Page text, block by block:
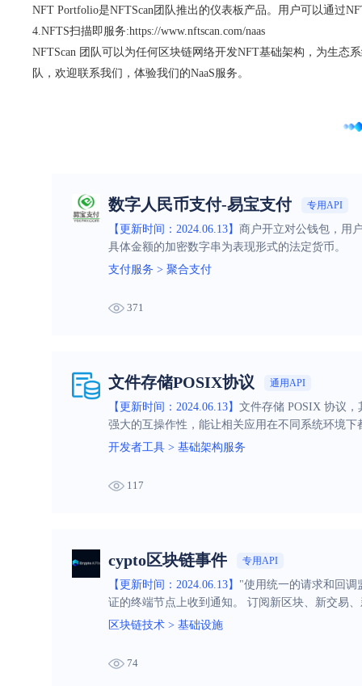
NFT Portfolio是NFTScan团队推出的仪表板产品。用户可以通过
4.NFTS扫描即服务:https://www.nftscan.com/naas
NFTScan 团队可以为任何区块链网络开发NFT基础架构，为生态
队，欢迎联系我们，体验我们的NaaS服务。
数字人民币支付-易宝支付 专用API
【更新时间：2024.06.13】 商户开立对公钱包，用
具体金额的加密数字串为表现形式的法定货币。
支付服务 > 聚合支付
371
文件存储POSIX协议 通用API
【更新时间：2024.06.13】 文件存储 POSIX 协议
强大的互操作性，能让相关应用在不同系统环境下
开发者工具 > 基础架构服务
117
cypto区块链事件 专用API
【更新时间：2024.06.13】 "使用统一的请求和回调
证的终端节点上收到通知。
区块链技术 > 基础设施
74